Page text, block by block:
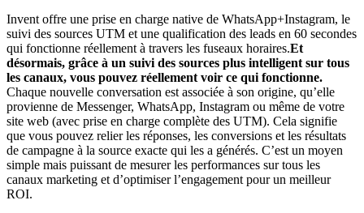
Invent offre une prise en charge native de WhatsApp+Instagram, le
suivi des sources UTM et une qualification des leads en 60 secondes
qui fonctionne réellement à travers les fuseaux horaires.Et
désormais, grâce à un suivi des sources plus intelligent sur tous
les canaux, vous pouvez réellement voir ce qui fonctionne.
Chaque nouvelle conversation est associée à son origine, qu’elle
provienne de Messenger, WhatsApp, Instagram ou même de votre
site web (avec prise en charge complète des UTM). Cela signifie
que vous pouvez relier les réponses, les conversions et les résultats
de campagne à la source exacte qui les a générés. C’est un moyen
simple mais puissant de mesurer les performances sur tous les
canaux marketing et d’optimiser l’engagement pour un meilleur
ROI.